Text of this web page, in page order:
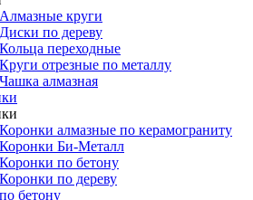
Алмазные круги
Диски по дереву
Кольца переходные
Круги отрезные по металлу
Чашка алмазная
Коронки алмазные по керамограниту
Коронки Би-Металл
Коронки по бетону
Коронки по дереву
бетону